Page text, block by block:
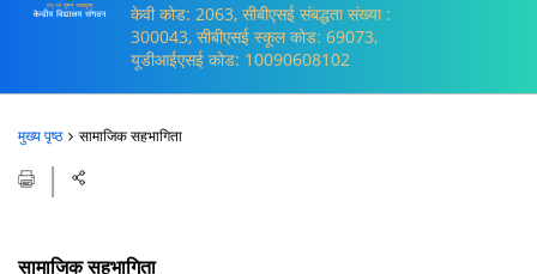
केवी कोड: 2063, सीबीएसई संबद्धता संख्या :
300043, सीबीएसई स्कूल कोड: 69073,
यूडीआईएसई कोड: 10090608102
मुख्य पृष्ठ सामाजिक सहभागिता
सामाजिक सहभागिता